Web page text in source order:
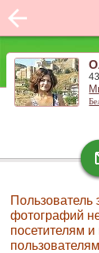
Пользователь
фотографий
посетителям